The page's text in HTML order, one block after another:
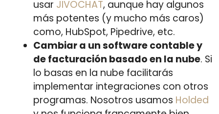
usar JIVOCHAT, aunque hay algunos
más potentes (y mucho más caros)
como, HubSpot, Pipedrive, etc.
Cambiar a un software contable y
de facturación basado en la nube. Si
lo basas en la nube facilitarás
implementar integraciones con otros
programas. Nosotros usamos Holded